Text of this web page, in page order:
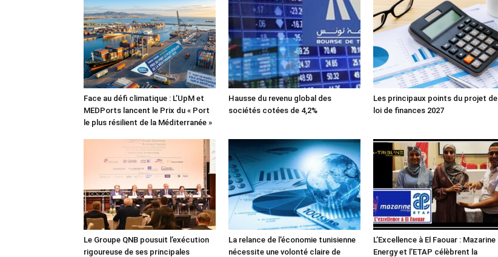
Face au défi climatique : L’UpM et
MEDPorts lancent le Prix du « Port
le plus résilient de la Méditerranée »
Hausse du revenu global des
sociétés cotées de 4,2%
Les principaux points du projet de
loi de finances 2027
Le Groupe QNB pousuit l’exécution
rigoureuse de ses principales
La relance de l’économie tunisienne
nécessite une volonté claire de
L’Excellence à El Faouar : Mazarine
Energy et l’ETAP célèbrent la